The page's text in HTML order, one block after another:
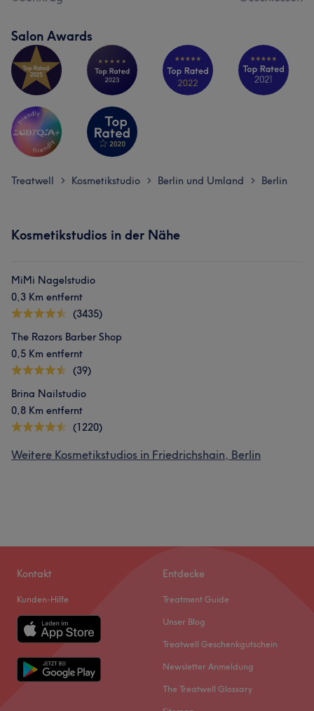
Salon Awards
Treatwell > Kosmetikstudio > Berlin und Umland > Berlin
Kosmetikstudios in der Nähe
MiMi Nagelstudio
0,3 Km entfernt
(3435)
The Razors Barber Shop
0,5 Km entfernt
(39)
Brina Nailstudio
0,8 Km entfernt
(1220)
Weitere Kosmetikstudios in Friedrichshain, Berlin
Kontakt
Kunden-Hilfe
Entdecke
Treatment Guide
Unser Blog
Treatwell Geschenkgutschein
Newsletter Anmeldung
The Treatwell Glossary